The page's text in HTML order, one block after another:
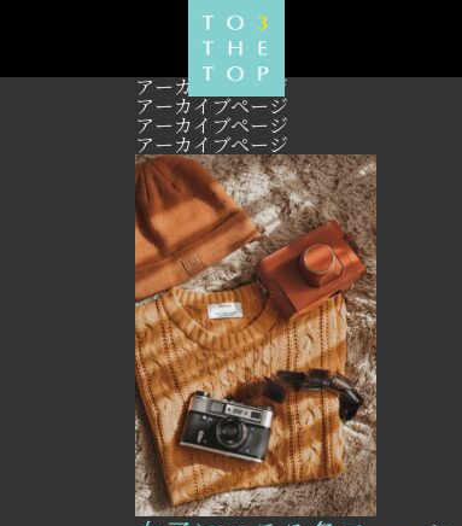
アーカイブページ
アーカイブページ
アーカイブページ
アーカイブページ